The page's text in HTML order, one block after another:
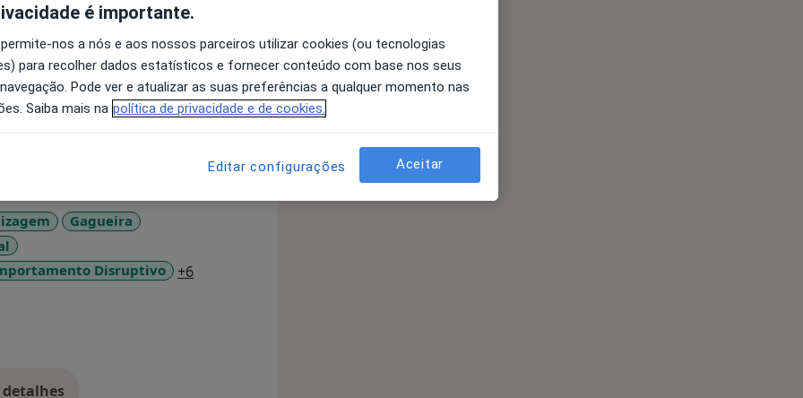
e Adolescência, área da
crianças e adolescentes.
os problemas que
têm na vida da
doenças (orgânicas e/ou
avaliações cognitivas,
pedir informação aos
na vida da criança e analisar
Gagueira
Disruptivo
+6a11y_sr_more_diseases
é importante.
nos a nós e aos nossos parceiros utilizar cookies (ou tecnologias
para recolher dados estatísticos e fornecer conteúdo com base nos seus
Pode ver e atualizar as suas preferências a qualquer momento nas
Saiba mais na política de privacidade e de cookies.
Editar configurações Aceitar